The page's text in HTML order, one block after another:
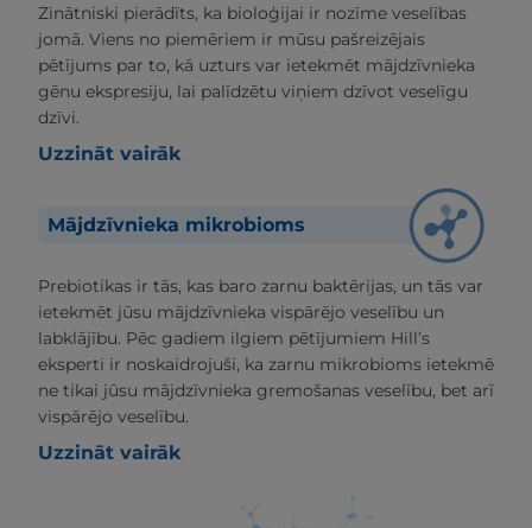
Zinātniski pierādīts, ka bioloģijai ir nozīme veselības
jomā. Viens no piemēriem ir mūsu pašreizējais
pētījums par to, kā uzturs var ietekmēt mājdzīvnieka
gēnu ekspresiju, lai palīdzētu viņiem dzīvot veselīgu
dzīvi.
Uzzināt vairāk
Mājdzīvnieka mikrobioms
Prebiotikas ir tās, kas baro zarnu baktērijas, un tās var
ietekmēt jūsu mājdzīvnieka vispārējo veselību un
labklājību. Pēc gadiem ilgiem pētījumiem Hill’s
eksperti ir noskaidrojuši, ka zarnu mikrobioms ietekmē
ne tikai jūsu mājdzīvnieka gremošanas veselību, bet arī
vispārējo veselību.
Uzzināt vairāk